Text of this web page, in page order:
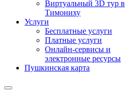
Виртуальный 3D тур в
Тимониху
Услуги
Бесплатные услуги
Платные услуги
Онлайн-сервисы и
электронные ресурсы
Пушкинская карта